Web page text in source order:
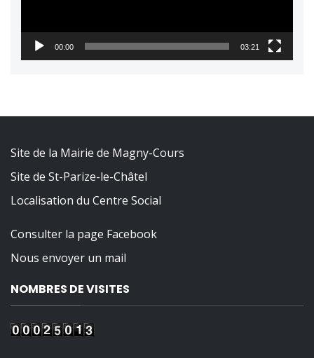
00:00 03:21
Site de la Mairie de Magny-Cours
Site de St-Parize-le-Châtel
Localisation du Centre Social
Consulter la page Facebook
Nous envoyer un mail
NOMBRES DE VISITES